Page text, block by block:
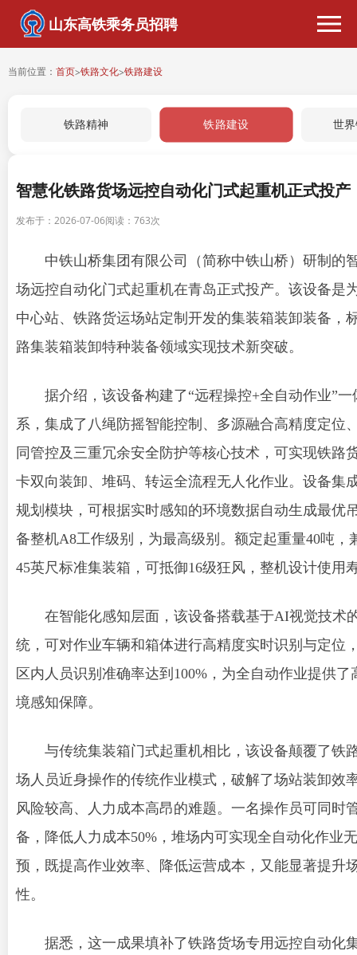
山东高铁乘务员招聘
当前位置： 首页>铁路文化>铁路建设
铁路精神 铁路建设 世
智慧化铁路货场远控自动化门式起重机正式投产
发布于：2026-07-06阅读： 763次
中铁山桥集团有限公司（简称中铁山桥）研制的
场远控自动化门式起重机在青岛正式投产。该设备是
中心站、铁路货运场站定制开发的集装箱装卸装备，
路集装箱装卸特种装备领域实现技术新突破。
据介绍，该设备构建了“远程操控+全自动作业”
系，集成了八绳防摇智能控制、多源融合高精度定位
同管控及三重冗余安全防护等核心技术，可实现铁路
卡双向装卸、堆码、转运全流程无人化作业。设备集
规划模块，可根据实时感知的环境数据自动生成最优
备整机A8工作级别，为最高级别。额定起重量40吨，
45英尺标准集装箱，可抵御16级狂风，整机设计使用
在智能化感知层面，该设备搭载基于AI视觉技术
统，可对作业车辆和箱体进行高精度实时识别与定位
区内人员识别准确率达到100%，为全自动作业提供了
境感知保障。
与传统集装箱门式起重机相比，该设备颠覆了铁
场人员近身操作的传统作业模式，破解了场站装卸效
风险较高、人力成本高昂的难题。一名操作员可同时
备，降低人力成本50%，堆场内可实现全自动化作业
预，既提高作业效率、降低运营成本，又能显著提升
性。
据悉，这一成果填补了铁路货场专用远控自动化